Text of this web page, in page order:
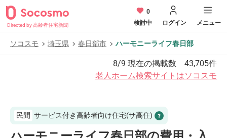
Directed by 高齢者住宅新聞
0
検討中
ログイン メニュー
ソコスモ 埼玉県 春日部市 ハーモニーライフ春日部
8/9 現在の掲載数 43,705件
老人ホーム検索サイトはソコスモ
民間 サービス付き高齢者向け住宅(サ高住)